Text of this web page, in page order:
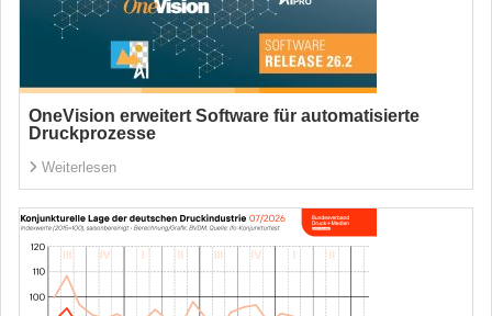
OneVision erweitert Software für automatisierte
Druckprozesse
Weiterlesen